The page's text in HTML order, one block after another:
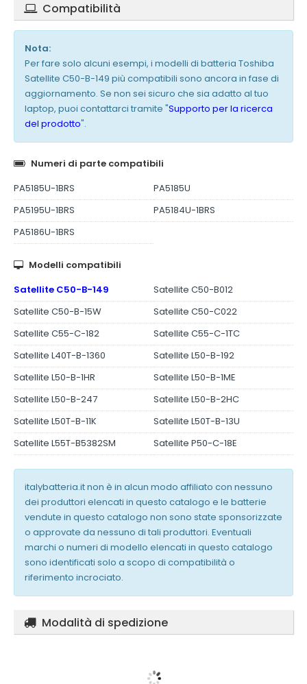
Compatibilità
Nota:
Per fare solo alcuni esempi, i modelli di batteria Toshiba
Satellite C50-B-149 più compatibili sono ancora in fase di
aggiornamento. Se non sei sicuro che sia adatto al tuo
laptop, puoi contattarci tramite "Supporto per la ricerca
del prodotto".
Numeri di parte compatibili
PA5185U-1BRS
PA5185U
PA5195U-1BRS
PA5184U-1BRS
PA5186U-1BRS
Modelli compatibili
Satellite C50-B-149
Satellite C50-B012
Satellite C50-B-15W
Satellite C50-C022
Satellite C55-C-182
Satellite C55-C-1TC
Satellite L40T-B-1360
Satellite L50-B-192
Satellite L50-B-1HR
Satellite L50-B-1ME
Satellite L50-B-247
Satellite L50-B-2HC
Satellite L50T-B-11K
Satellite L50T-B-13U
Satellite L55T-B5382SM
Satellite P50-C-18E
italybatteria.it non è in alcun modo affiliato con nessuno
dei produttori elencati in questo catalogo e le batterie
vendute in questo catalogo non sono state sponsorizzate
o approvate da nessuno di tali produttori. Eventuali
marchi o numeri di modello elencati in questo catalogo
sono identificati solo a scopo di compatibilità o
riferimento incrociato.
Modalità di spedizione